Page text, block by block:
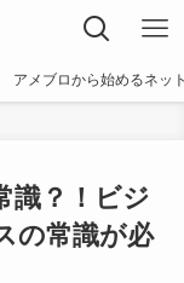
アメブロから始めるネッ
識？！ビジ
の常識が必